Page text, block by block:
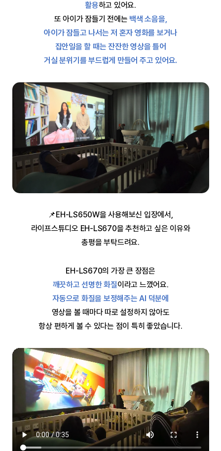
활용하고 있어요.
또 아이가 잠들기 전에는 백색 소음을,
아이가 잠들고 나서는 저 혼자 영화를 보거나
집안일을 할 때는 잔잔한 영상을 틀어
거실 분위기를 부드럽게 만들어 주고 있어요.
📌EH-LS650W을 사용해보신 입장에서,
라이프스튜디오 EH-LS670을 추천하고 싶은 이유와
총평을 부탁드려요.
EH-LS670의 가장 큰 장점은
깨끗하고 선명한 화질이라고 느꼈어요.
자동으로 화질을 보정해주는 AI 덕분에
영상을 볼 때마다 따로 설정하지 않아도
항상 편하게 볼 수 있다는 점이 특히 좋았습니다.